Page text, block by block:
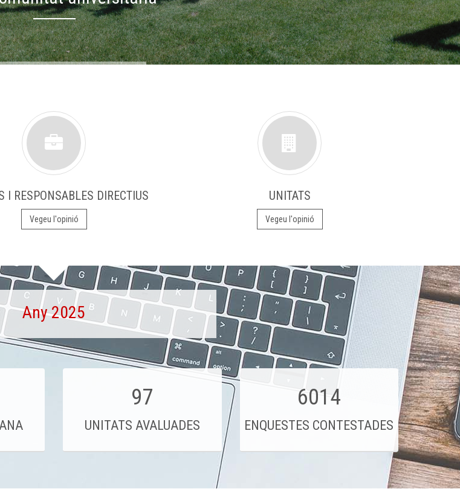
I RESPONSABLES DIRECTIUS
Vegeu l'opinió
UNITATS
Vegeu l'opinió
Any 2025
97
UNITATS AVALUADES
6014
ENQUESTES CONTESTADES